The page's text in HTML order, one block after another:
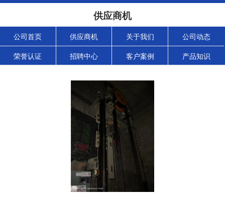
供应商机
公司首页 供应商机 关于我们 公司动态
荣誉认证 招聘中心 客户案例 产品知识